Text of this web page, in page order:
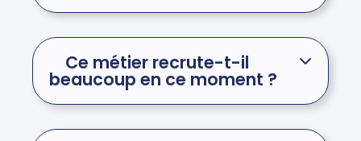
Ce métier recrute-t-il
beaucoup en ce moment ?